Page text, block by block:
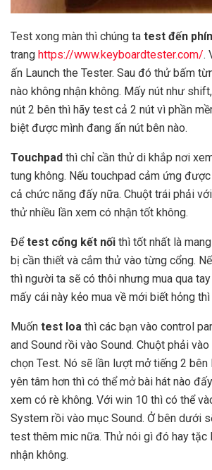
Test xong màn thì chúng ta test đến
trang https://www.keyboardtester.com/.
ấn Launch the Tester. Sau đó thử bấm
nào không nhận không. Mấy nút như
nút 2 bên thì hãy test cả 2 nút vì phần
biệt được mình đang ấn nút bên nào.
Touchpad thì chỉ cần thử di khắp nơi
tung không. Nếu touchpad cảm ứng
cả chức năng đấy nữa. Chuột trái phải
thử nhiều lần xem có nhận tốt không.
Đểtest cổng kết nối thì tốt nhất là
bị cần thiết và cắm thử vào từng cổng.
thì người ta sẽ có thôi nhưng mua qua
mấy cái này kẻo mua về mới biết hỏng thì
Muốn test loa thì các bạn vào control
and Sound rồi vào Sound. Chuột phải
chọn Test. Nó sẽ lần lượt mở tiếng 2 bên
yên tâm hơn thì có thể mở bài hát nào
xem có rè không. Với win 10 thì có thể
System rồi vào mục Sound. Ở bên dưới
test thêm mic nữa. Thử nói gì đó hay tặc
nhận không.